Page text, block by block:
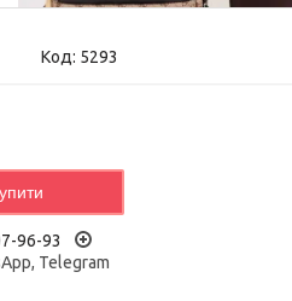
Код: 5293
96-93
Telegram